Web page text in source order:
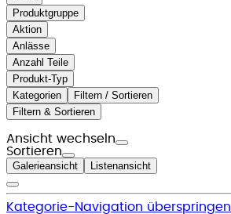
Produktgruppe
Aktion
Anlässe
Anzahl Teile
Produkt-Typ
Kategorien
Filtern / Sortieren
Filtern & Sortieren
Ansicht wechseln
Sortieren
Galerieansicht Listenansicht
Kategorie-Navigation überspringen